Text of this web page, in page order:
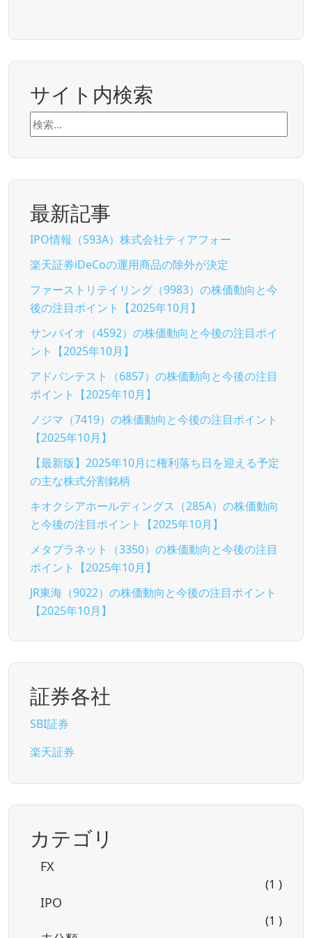
サイト内検索
検
索:
最新記事
IPO情報（593A）株式会社ティアフォー
楽天証券iDeCoの運用商品の除外が決定
ファーストリテイリング（9983）の株価動向と今
後の注目ポイント【2025年10月】
サンバイオ（4592）の株価動向と今後の注目ポイ
ント【2025年10月】
アドバンテスト（6857）の株価動向と今後の注目
ポイント【2025年10月】
ノジマ（7419）の株価動向と今後の注目ポイント
【2025年10月】
【最新版】2025年10月に権利落ち日を迎える予定
の主な株式分割銘柄
キオクシアホールディングス（285A）の株価動向
と今後の注目ポイント【2025年10月】
メタプラネット（3350）の株価動向と今後の注目
ポイント【2025年10月】
JR東海（9022）の株価動向と今後の注目ポイント
【2025年10月】
証券各社
SBI証券
楽天証券
カテゴリ
FX
(1 )
IPO
(1 )